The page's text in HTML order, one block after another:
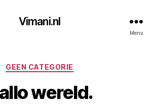
Vimani.nl
Menu
Categorieën
GEEN CATEGORIE
wereld.